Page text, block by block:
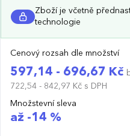
Zboží je včetně
technologie
Cenový rozsah dle množství
597,14 - 696,67 Kč
722,54 - 842,97 Kč s DPH
Množstevní sleva
až -14 %